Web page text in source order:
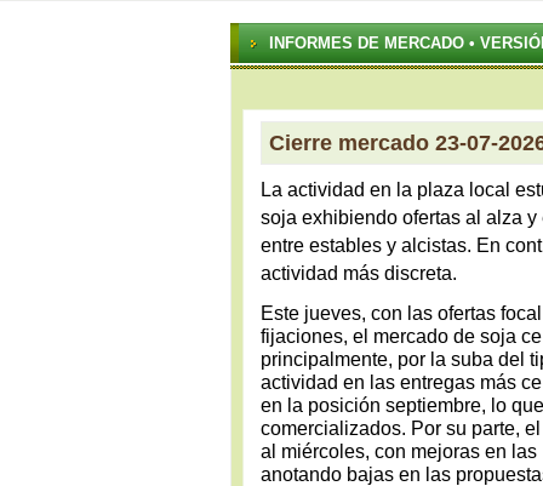
INFORMES DE MERCADO •
Cierre mercado 23-07-
La actividad en la plaza local
soja exhibiendo ofertas al alza
entre estables y alcistas. En
actividad más discreta.
Este jueves, con las ofertas
fijaciones, el mercado de soja
principalmente, por la suba del
actividad en las entregas más
en la posición septiembre, lo
comercializados. Por su parte,
al miércoles, con mejoras en
anotando bajas en las